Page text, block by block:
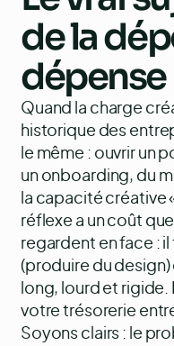
de la
dépense
Quand la charge
historique des
le même : ouvrir un
un onboarding, du
la capacité créative
réflexe a un coût
regardent en face :
(produire du
long, lourd et
votre trésorerie
Soyons clairs : le